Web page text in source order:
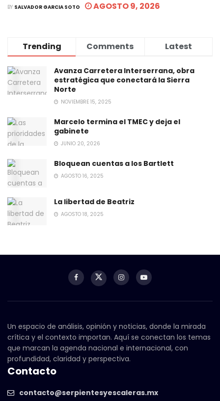
BY SALVADOR GARCIA SOTO AGOSTO 9, 2026
Trending Comments Latest
Avanza Carretera Interserrana, obra
estratégica que conectará la Sierra
Norte
NOVIEMBRE 15, 2025
Marcelo termina el TMEC y deja el
gabinete
JUNIO 20, 2026
Bloquean cuentas a los Bartlett
AGOSTO 16, 2025
La libertad de Beatriz
AGOSTO 18, 2025
Un espacio de análisis, opinión y noticias, donde la mirada
crítica y el contexto importan. Aquí se conectan los temas
que marcan la agenda nacional e internacional, con
profundidad, claridad y perspectiva.
Contacto
contacto@serpientesyescaleras.mx